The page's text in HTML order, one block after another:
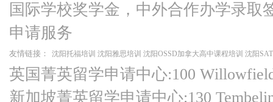
国际学校奖学金，中外合作办学录取
申请服务
友情链接： 沈阳托福培训 沈阳雅思培训 沈阳OSSD加拿大高中课程培训 沈阳
英国菁英留学申请中心:100
新加坡菁英留学申请中心:130